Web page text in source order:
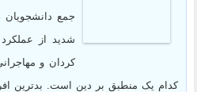
جمع دانشجویان
شدید از
کردان و
کدام یک منطبق بر دین است. بدترین